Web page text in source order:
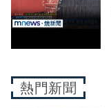
熱門新聞